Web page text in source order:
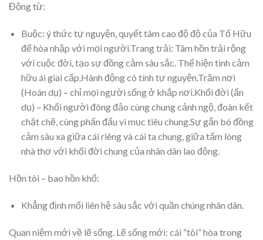
Động từ:
Buộc: ý thức tự nguyện, quyết tâm cao độ độ của Tố Hữu
để hòa nhập với mọi người.Trang trải: Tâm hồn trải rộng
với cuộc đời, tạo sự đồng cảm sâu sắc. Thể hiện tình cảm
hữu ái giai cấp.Hành động có tính tự nguyện.Trăm nơi
(Hoán dụ) – chỉ mọi người sống ở khắp nơi.Khối đời (ẩn
dụ) – Khối người đông đảo cùng chung cảnh ngộ, đoàn kết
chặt chẽ, cùng phấn đấu vì mục tiêu chung.Sự gắn bó đồng
cảm sâu xa giữa cái riêng và cái ta chung, giữa tấm lòng
nhà thơ với khối đời chung của nhân dân lao động.
Hồn tôi – bao hồn khổ:
Khẳng định mối liên hệ sâu sắc với quần chúng nhân dân.
Quan niệm mới về lẽ sống. Lẽ sống mới: cái “tôi” hòa trong